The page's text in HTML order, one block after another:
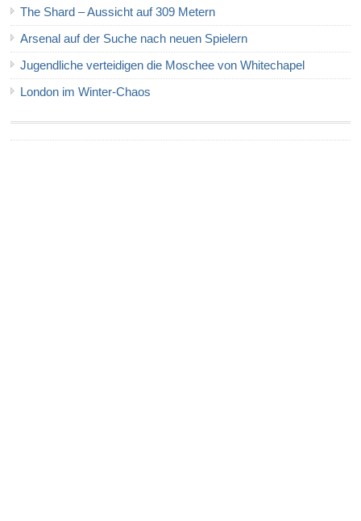
The Shard – Aussicht auf 309 Metern
Arsenal auf der Suche nach neuen Spielern
Jugendliche verteidigen die Moschee von Whitechapel
London im Winter-Chaos